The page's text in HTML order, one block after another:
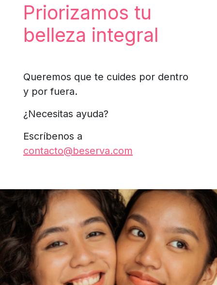
Priorizamos tu
belleza integral
Queremos que te cuides por dentro
y por fuera.
¿Necesitas ayuda?
Escríbenos a
contacto@beserva.com